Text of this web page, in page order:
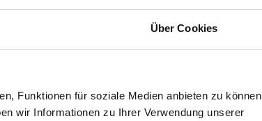
Über Cookies
Funktionen für soziale Medien anbieten zu können
wir Informationen zu Ihrer Verwendung unserer